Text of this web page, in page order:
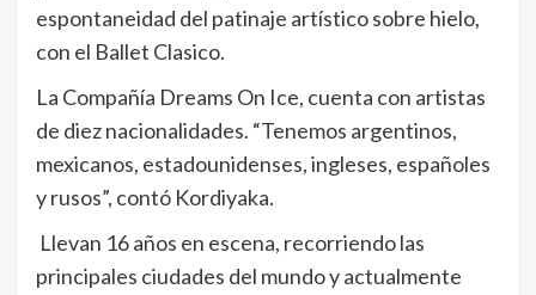
espontaneidad del patinaje artístico sobre hielo,
con el Ballet Clasico.
La Compañía Dreams On Ice, cuenta con artistas
de diez nacionalidades. “Tenemos argentinos,
mexicanos, estadounidenses, ingleses, españoles
y rusos”, contó Kordiyaka.
Llevan 16 años en escena, recorriendo las
principales ciudades del mundo y actualmente